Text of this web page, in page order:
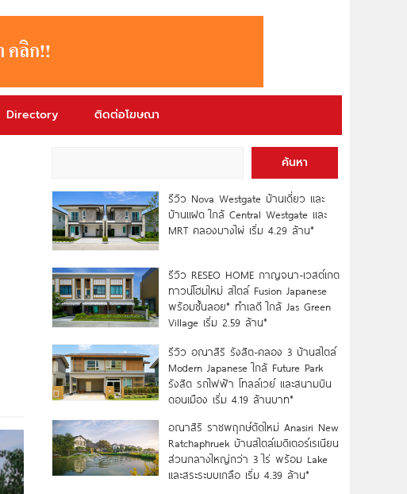
Directory ติดต่อโฆษณา
ค้นหา
รีวิว Nova Westgate บ้านเดี่ยว และ
บ้านแฝด ใกล้ Central Westgate และ
MRT คลองบางไผ่ เริ่ม 4.29 ล้าน*
รีวิว RESEO HOME กาญจนา-เวสต์เกต
ทาวน์โฮมใหม่ สไตล์ Fusion Japanese
พร้อมชั้นลอย* ทำเลดี ใกล้ Jas Green
Village เริ่ม 2.59 ล้าน*
รีวิว อณาสิริ รังสิต-คลอง 3 บ้านสไตล์
Modern Japanese ใกล้ Future Park
รังสิต รถไฟฟ้า โทลล์เวย์ และสนามบิน
ดอนเมือง เริ่ม 4.19 ล้านบาท*
อณาสิริ ราชพฤกษ์ตัดใหม่ Anasiri New
Ratchaphruek บ้านสไตล์เมดิเตอร์เรเนียน
ส่วนกลางใหญ่กว่า 3 ไร่ พร้อม Lake
และสระระบบเกลือ เริ่ม 4.39 ล้าน*